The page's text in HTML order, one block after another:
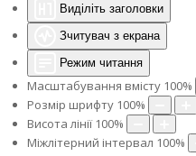
Виділіть заголовки
Зчитувач з екрана
Режим читання
Масштабування вмісту 100%
Розмір шрифту 100%
Висота лінії 100%
Міжлітерний інтервал 100%